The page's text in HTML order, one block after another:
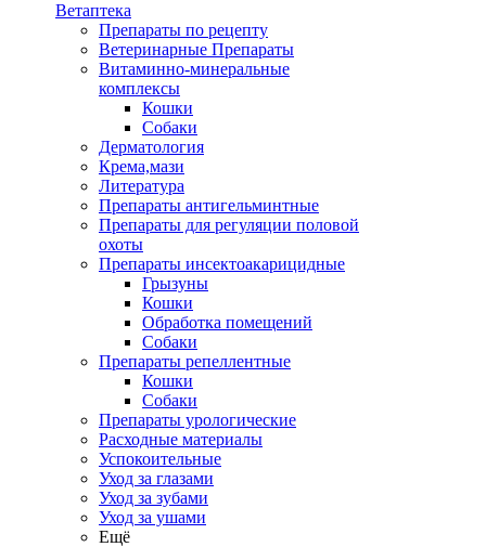
Ветаптека
Препараты по рецепту
Ветеринарные Препараты
Витаминно-минеральные
комплексы
Кошки
Собаки
Дерматология
Крема,мази
Литература
Препараты антигельминтные
Препараты для регуляции половой
охоты
Препараты инсектоакарицидные
Грызуны
Кошки
Обработка помещений
Собаки
Препараты репеллентные
Кошки
Собаки
Препараты урологические
Расходные материалы
Успокоительные
Уход за глазами
Уход за зубами
Уход за ушами
Ещё